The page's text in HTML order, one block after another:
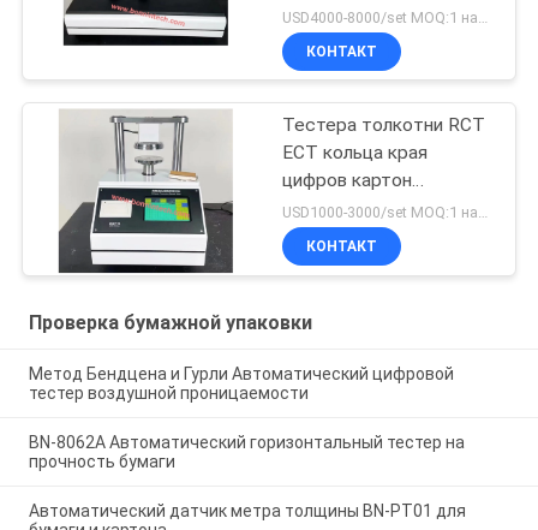
растяжимый для
салфетки
КОНТАКТ
Тестера толкотни RCT
ECT кольца края
цифров картон
автоматического
рифленый
USD1000-3000/set MOQ:1 набор
КОНТАКТ
Проверка бумажной упаковки
Метод Бендцена и Гурли Автоматический цифровой
тестер воздушной проницаемости
BN-8062A Автоматический горизонтальный тестер на
прочность бумаги
Автоматический датчик метра толщины BN-PT01 для